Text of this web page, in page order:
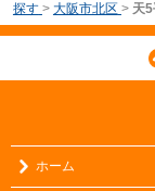
探す > 大阪市北区 > 天
ホーム